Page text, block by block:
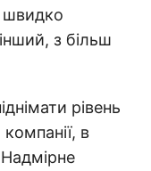
швидко
з більш
рівень
в
Надмірне